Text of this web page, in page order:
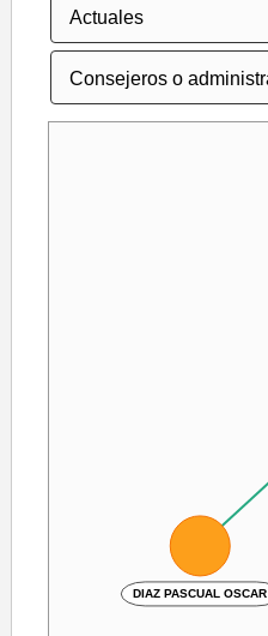
DIAZ PASCUAL OSCAR